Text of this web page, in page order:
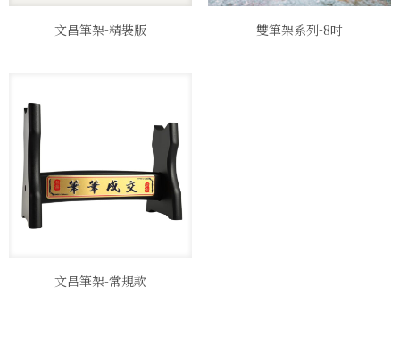
文昌筆架-精裝版 雙筆架系列-8吋
文昌筆架-常規款